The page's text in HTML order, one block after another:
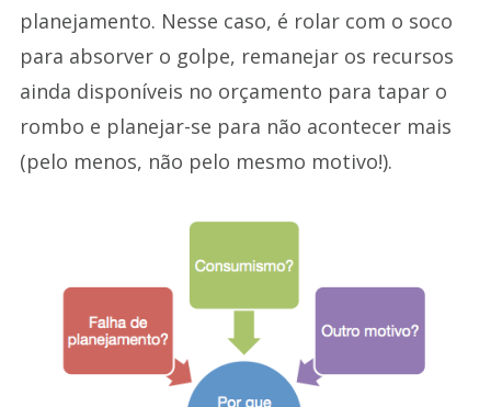
planejamento. Nesse caso, é rolar com o soco
para absorver o golpe, remanejar os recursos
ainda disponíveis no orçamento para tapar o
rombo e planejar-se para não acontecer mais
(pelo menos, não pelo mesmo motivo!).